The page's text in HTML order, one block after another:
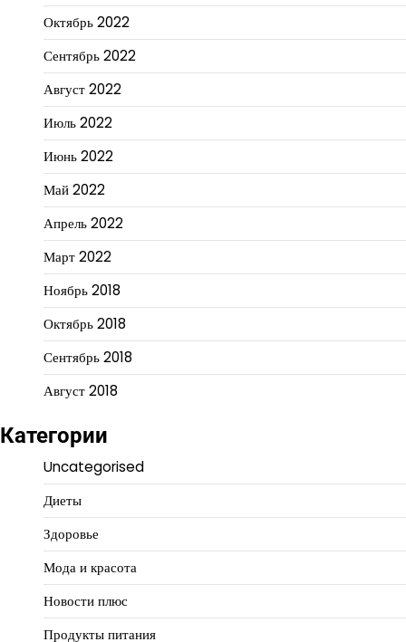
Октябрь 2022
Сентябрь 2022
Август 2022
Июль 2022
Июнь 2022
Май 2022
Апрель 2022
Март 2022
Ноябрь 2018
Октябрь 2018
Сентябрь 2018
Август 2018
Категории
Uncategorised
Диеты
Здоровье
Мода и красота
Новости плюс
Продукты питания